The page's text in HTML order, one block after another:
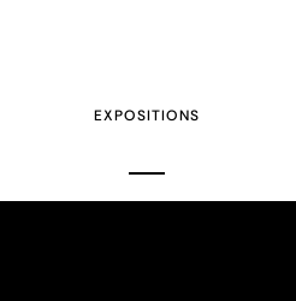
EXPOSITIONS